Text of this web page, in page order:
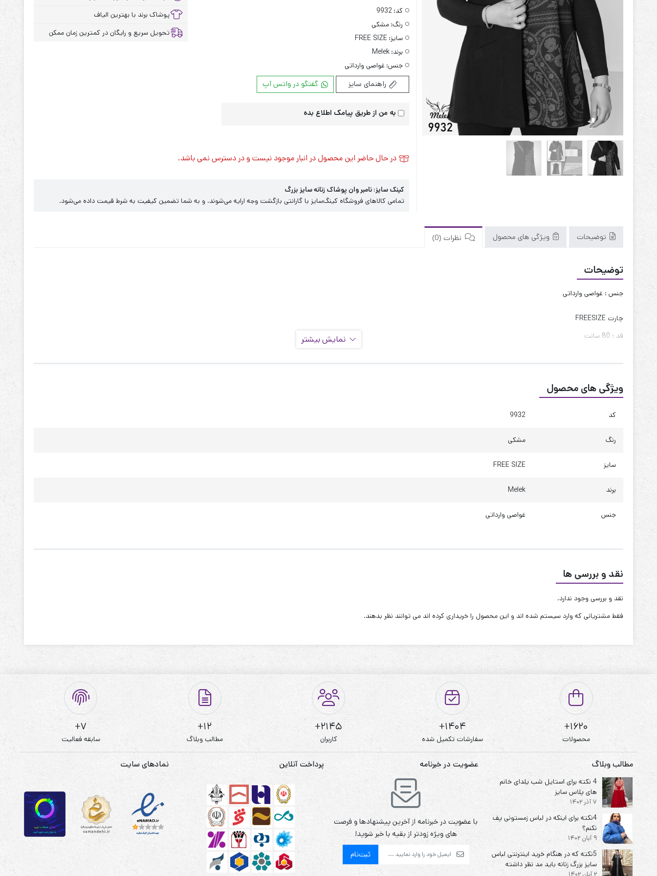
کد: 9932
رنگ: مشکی
سایز: FREE SIZE
برند: Melek
جنس: غواصی وارداتی
راهنمای سایز گفتگو در واتس آپ
به من از طریق پیامک اطلاع بده
پوشاک برند با بهترین الیاف
تحویل سریع و رایگان در کمترین زمان ممکن
در حال حاضر این محصول در انبار موجود نیست و در دسترس نمی باشد.
کینک سایز: نامبر وان پوشاک زنانه سایز بزرگ
تمامی کالاهای فروشگاه کینگ‌سایز با گارانتی بازگشت وجه ارایه می‌شوند. و به شما تضمین کیفیت به شرط قیمت داده می‌شود.
توضیحات ویژگی های محصول نظرات (0)
توضیحات
جنس : غواصی وارداتی
چارت FREESIZE
قد : 80 سانت
دور کمر : 120 تا 130
نحوه شستشو:با آب 40 درجه و بدون استفاده از مایعات سفیدکننده
نمایش بیشتر
ویژگی های محصول
کد 9932
رنگ مشکی
سایز FREE SIZE
برند Melek
جنس غواصی وارداتی
نقد و بررسی ها
نقد و بررسی وجود ندارد.
فقط مشتریانی که وارد سیستم شده اند و این محصول را خریداری کرده اند می توانند نظر بدهند.
1620+
محصولات
1404+
سفارشات تکمیل شده
2145+
کاربران
12+
مطالب وبلاگ
7+
سابقه فعالیت
مطالب وبلاگ
4 نکته برای استایل شب یلدای خانم
های پلاس سایز
7 آذر 1402
4نکته برای اینکه در لباس زمستونی پف
نکنم؟
9 آبان 1402
5نکته که در هنگام خرید اینترنتی لباس
سایز بزرگ زنانه باید مد نظر داشته
عضویت در خبرنامه
با عضویت در خبرنامه از آخرین پیشنهادها و فرصت
های ویژه زودتر از بقیه با خبر شوید!
ثبت‌نام
پرداخت آنلاین نمادهای سایت